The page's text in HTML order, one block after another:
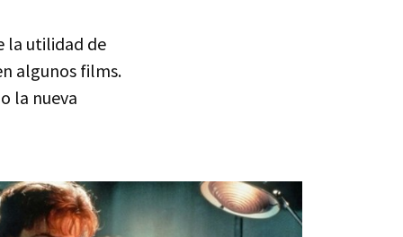
la utilidad de
algunos films.
la nueva